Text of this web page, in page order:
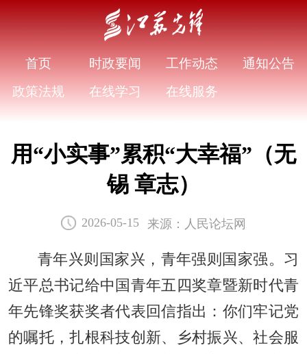
首页 时政要闻 工作动态
通知公告
政策法规
在线学习 在线服务
用“小实事”累积“大幸福”（无
锡 章志）
2026-05-15 来源：人民论坛网
青年兴则国家兴，青年强则国家强。习
近平总书记给中国青年五四奖章暨新时代青
年先锋奖获奖者代表回信指出：你们牢记党
的嘱托，扎根科技创新、乡村振兴、社会服